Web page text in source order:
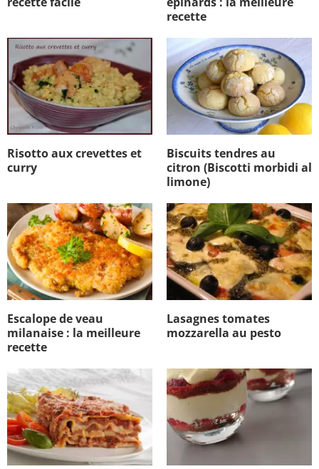
recette
Risotto aux crevettes et
curry
Biscuits tendres au
citron (Biscotti morbidi al
limone)
Escalope de veau
milanaise : la meilleure
recette
Lasagnes tomates
mozzarella au pesto